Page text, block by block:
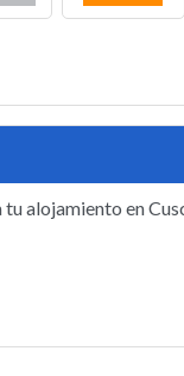
alto
alojamiento en